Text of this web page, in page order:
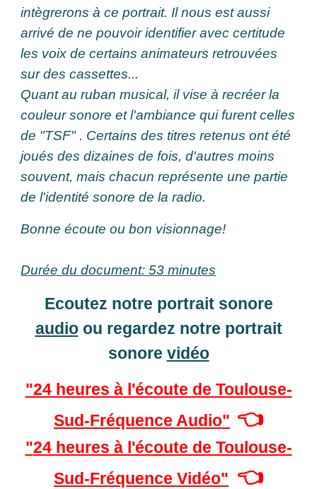
intègrerons à ce portrait. Il nous est aussi
arrivé de ne pouvoir identifier avec certitude
les voix de certains animateurs retrouvées
sur des cassettes...
Quant au ruban musical, il vise à recréer la
couleur sonore et l'ambiance qui furent celles
de "TSF" . Certains des titres retenus ont été
joués des dizaines de fois, d'autres moins
souvent, mais chacun représente une partie
de l'identité sonore de la radio.
Bonne écoute ou bon visionnage!
Durée du document: 53 minutes
Ecoutez notre portrait sonore
audioou regardez notre portrait
sonore vidéo
"24 heures à l'écoute de Toulouse-
Sud-Fréquence Audio" 👈
"24 heures à l'écoute de Toulouse-
Sud-Fréquence Vidéo" 👈